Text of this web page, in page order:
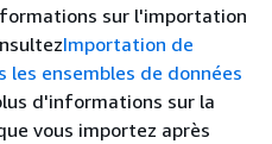
sur l'importation
Importation de
ensembles de données
d'informations sur la
vous importez après